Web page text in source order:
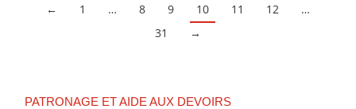
← 1 … 8 9 10 11 12
…
31
→
PATRONAGE ET AIDE AUX DEVOIRS